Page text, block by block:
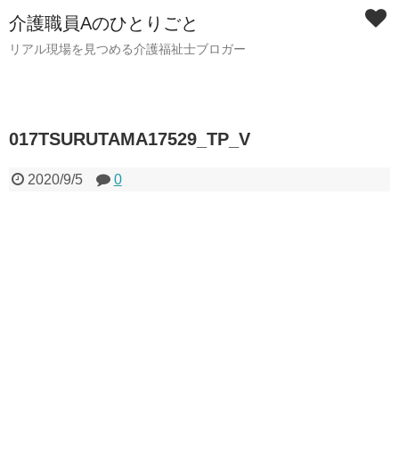
介護職員Aのひとりごと
リアル現場を見つめる介護福祉士ブロガー
017TSURUTAMA17529_TP_V
2020/9/5 0